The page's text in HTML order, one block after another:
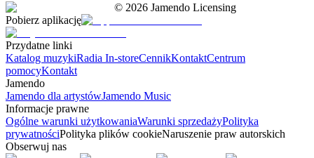
© 2026 Jamendo Licensing
Pobierz aplikację
Przydatne linki
Katalog muzykiRadia In-storeCennikKontaktCentrum
pomocyKontakt
Jamendo
Jamendo dla artystówJamendo Music
Informacje prawne
Ogólne warunki użytkowaniaWarunki sprzedażyPolityka
prywatnościPolityka plików cookieNaruszenie praw autorskich
Obserwuj nas